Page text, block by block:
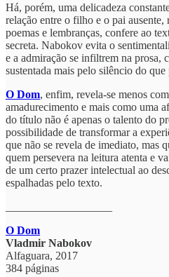
Há, porém, uma delicadeza
relação entre o filho e o pai
poemas e lembranças, confere ao
secreta. Nabokov evita o
e a admiração se infiltrem na prosa,
sustentada mais pelo silêncio do
O Dom, enfim, revela-se menos
amadurecimento e mais como uma
do título não é apenas o talento do
possibilidade de transformar a
que não se revela de imediato, mas
quem persevera na leitura atenta e
de um certo prazer intelectual ao
espalhadas pelo texto.
O Dom
Vladmir Nabokov
Alfaguara, 2017
384 páginas